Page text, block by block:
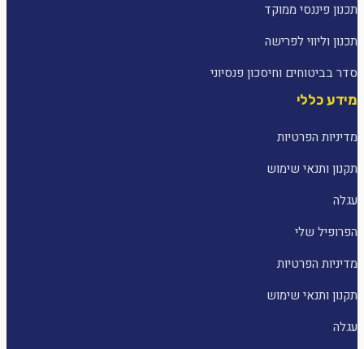
תכנון פיננסי ממוקד
תכנון וליווי לפרישה
סדר בביטוחים וחיסכון פנסיוני
מידע כללי
מדיניות הפרטיות
תקנון ותנאי שימוש
עגלה
הפרופיל שלי
מדיניות הפרטיות
תקנון ותנאי שימוש
עגלה